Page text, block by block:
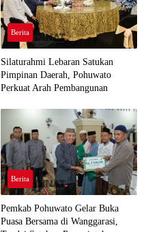
Berita
Silaturahmi Lebaran Satukan
Pimpinan Daerah, Pohuwato
Perkuat Arah Pembangunan
Berita
Pemkab Pohuwato Gelar Buka
Puasa Bersama di Wanggarasi,